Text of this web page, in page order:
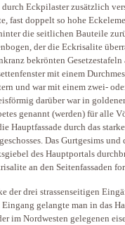
durch Eckpilaster zusätzlich
fast doppelt so hohe
die seitlichen Bauteile
der die Eckrisalite
bekrönten
mit einem
und war mit einem zwei-
darüber war in
genannt (werden) für alle
Hauptfassade durch das
Das Gurtgesims
des Hauptportals
an den Seitenfassaden
der drei strassenseitigen
Eingang gelangte man in das
im Nordwesten gelegenen